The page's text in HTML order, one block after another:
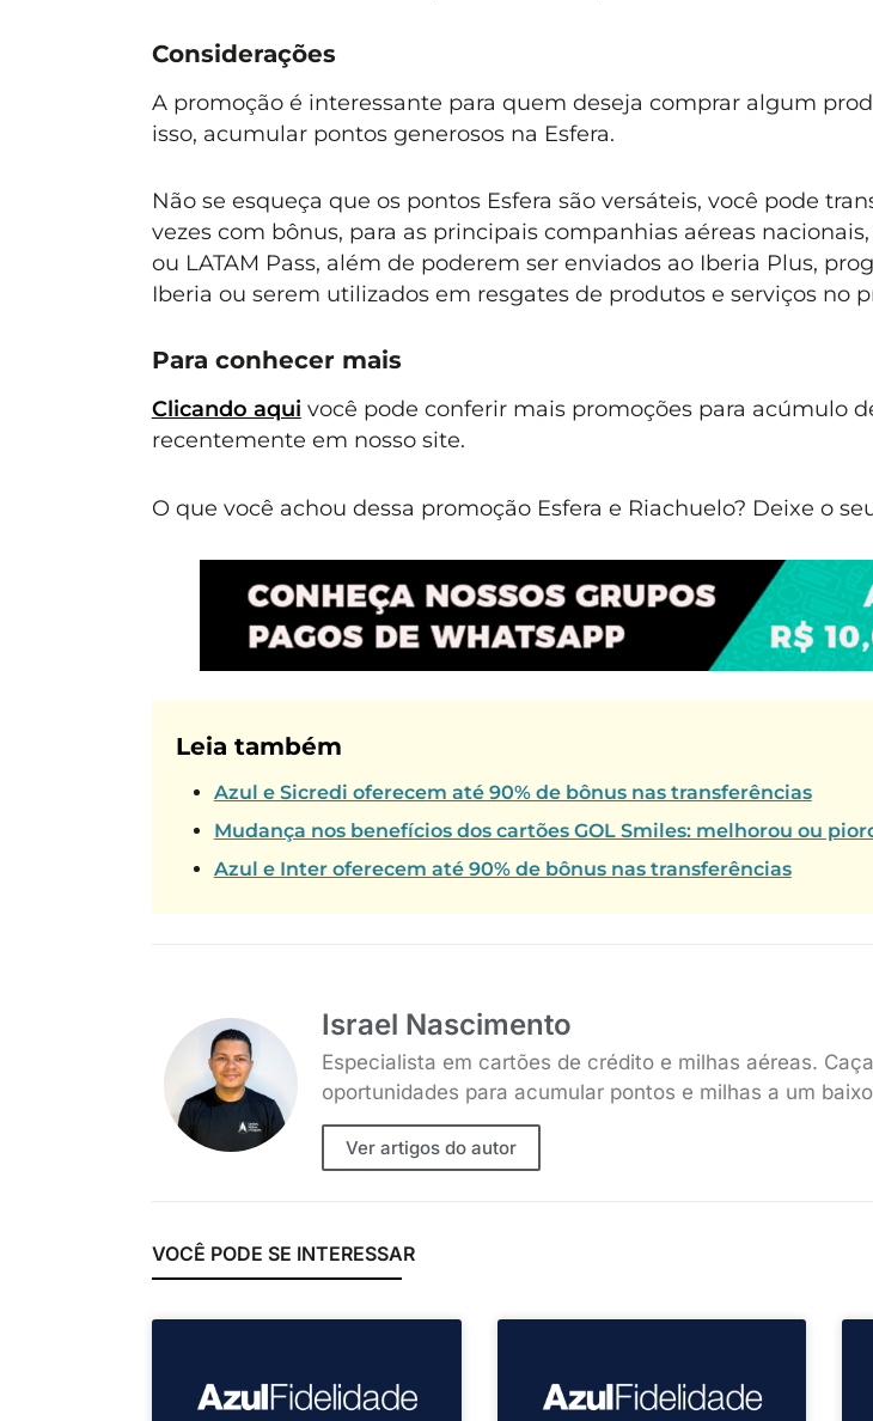
Considerações
A promoção é interessante para quem deseja comprar algum
isso, acumular pontos generosos na Esfera.
Não se esqueça que os pontos Esfera são versáteis, você pode
vezes com bônus, para as principais companhias aéreas
ou LATAM Pass, além de poderem ser enviados ao Iberia Plus,
Iberia ou serem utilizados em resgates de produtos e serviços no
Para conhecer mais
Clicando aqui você pode conferir mais promoções para acúmulo
recentemente em nosso site.
O que você achou dessa promoção Esfera e Riachuelo? Deixe o
Leia também
Azul e Sicredi oferecem até 90% de bônus nas transferências
Mudança nos benefícios dos cartões GOL Smiles: melhorou ou
Azul e Inter oferecem até 90% de bônus nas transferências
Israel Nascimento
Especialista em cartões de crédito e milhas aéreas.
oportunidades para acumular pontos e milhas a um
Ver artigos do autor
VOCÊ PODE SE INTERESSAR